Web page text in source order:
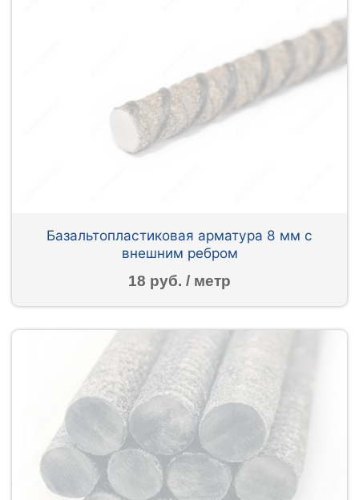
Базальтопластиковая арматура 8 мм с
внешним ребром
18 руб. / метр